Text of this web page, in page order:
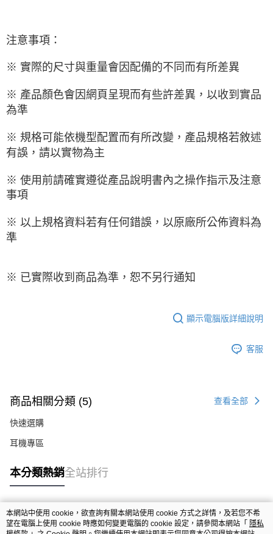
注意事項：
※ 實際的尺寸與重量會因配備的不同而有所差異
※ 產品顏色會因網頁呈現而有些許差異，以收到實品
為準
※ 規格可能依機型配置而有所改變，產品規格若敘述
有誤，請以實物為主
※ 使用前請確實遵從產品說明書內之操作指示及注意
事項
※ 以上規格資料若有任何錯誤，以原廠所公佈資料為
準
※ 已實際收到商品為準，恕不另行通知
顯示電腦版詳細說明
客服
商品相關分類 (5) 查看全部
快速選購
耳機專區
本分類熱銷全站排行
熱門標籤
本網站中使用 cookie，欲查詢有關本網站使用 cookie 方式之詳情，及若您不希
望在電腦上使用 cookie 時應如何變更電腦的 cookie 設定，請參閱本網站「 隱私